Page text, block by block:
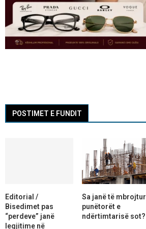
POSTIMET E FUNDIT
Editorial /
Bisedimet pas
“perdeve” janë
legjitime në
Sa janë të mbrojtur
punëtorët e
ndërtimtarisë sot?